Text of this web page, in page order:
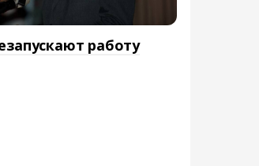
работу